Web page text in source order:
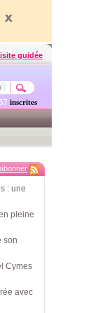
guidée
inscrites
: une
pleine
son
Cymes
avec